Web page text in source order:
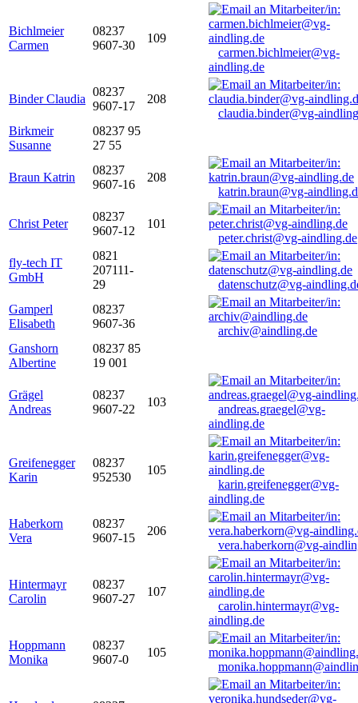
Bichlmeier
Carmen
08237
9607-30
109
carmen.bichlmeier@vg-
aindling.de
Binder Claudia
08237
9607-17
208
claudia.binder@vg-
Birkmeir
Susanne
08237 95
27 55
Braun Katrin
08237
9607-16
208
katrin.braun@vg-
Christ Peter
08237
9607-12
101
peter.christ@vg-aindling.de
fly-tech IT
GmbH
0821
207111-
29
datenschutz@vg-
Gamperl
Elisabeth
08237
9607-36
archiv@aindling.de
Ganshorn
Albertine
08237 85
19 001
Grägel
Andreas
08237
9607-22
103
andreas.graegel@vg-
aindling.de
Greifenegger
Karin
08237
952530
105
karin.greifenegger@vg-
aindling.de
Haberkorn
Vera
08237
9607-15
206
vera.haberkorn@vg-
Hintermayr
Carolin
08237
9607-27
107
carolin.hintermayr@vg-
aindling.de
Hoppmann
Monika
08237
9607-0
105